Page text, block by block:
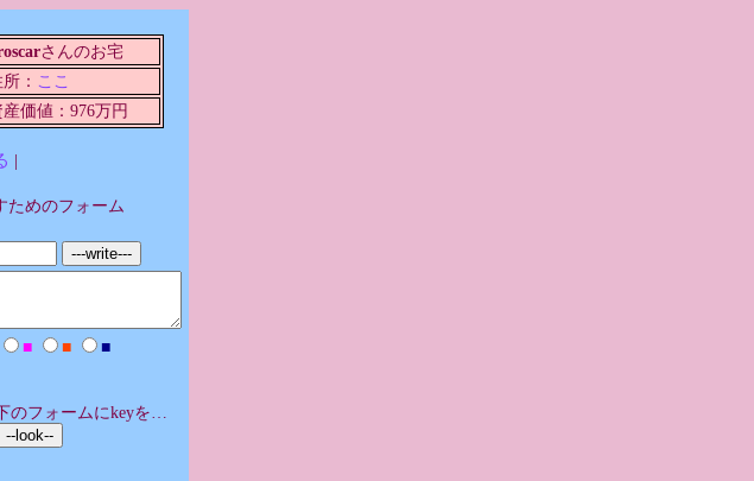
さんのお宅
： ここ
産価値：976万円
|
ためのフォーム
■ ■ ■
のフォームにkeyを…